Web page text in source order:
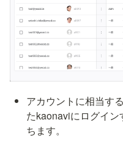
アカウントに相当す
たkaonaviにログイ
ちます。